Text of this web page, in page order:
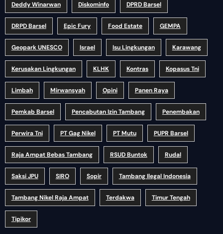
Deddy Winarwan Diskominfo DPRD Barsel
DRPD Barsel Epic Fury Food Estate GEMPA
Geopark UNESCO Israel Isu Lingkungan Karawang
Kerusakan Lingkungan KLHK Kontras Kopasus Tni
Limbah Mirwansyah Opini Panen Raya
Pemkab Barsel Pencabutan Izin Tambang Penembakan
Perwira Tni PT Gag Nikel PT Mutu PUPR Barsel
Raja Ampat Bebas Tambang RSUD Buntok Rudal
Saksi JPU SIRO Sopir Tambang Ilegal Indonesia
Tambang Nikel Raja Ampat Terdakwa Timur Tengah
Tipikor